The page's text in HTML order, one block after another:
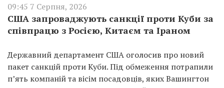
09:45 7 Серпня, 2026
США запроваджують санкції проти Куби за
співпрацю з Росією, Китаєм та Іраном
Державний департамент США оголосив про новий
пакет санкцій проти Куби. Під обмеження потрапили
п’ять компаній та вісім посадовців, яких Вашингтон